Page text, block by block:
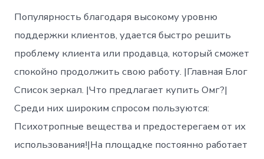
Популярность благодаря высокому уровню
поддержки клиентов, удается быстро решить
проблему клиента или продавца, который сможет
спокойно продолжить свою работу. |Главная Блог
Список зеркал. |Что предлагает купить Омг?|
Среди них широким спросом пользуются:
Психотропные вещества и предостерегаем от их
использования!|На площадке постоянно работает